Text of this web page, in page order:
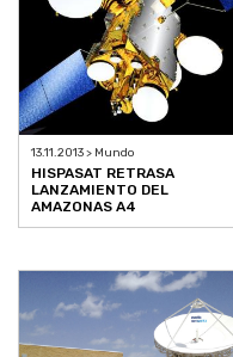
13.11.2013 > Mundo
HISPASAT RETRASA
LANZAMIENTO DEL
AMAZONAS A4